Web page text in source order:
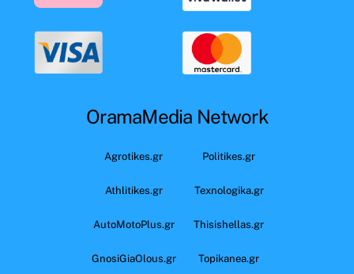
OramaMedia Network
Agrotikes.gr Politikes.gr
Athlitikes.gr Texnologika.gr
AutoMotoPlus.gr Thisishellas.gr
GnosiGiaOlous.gr Topikanea.gr